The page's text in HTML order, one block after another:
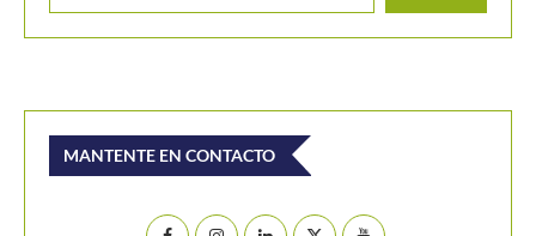
MANTENTE EN CONTACTO